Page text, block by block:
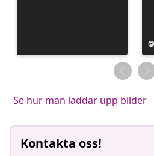
Se hur man laddar upp bilder
Kontakta oss!